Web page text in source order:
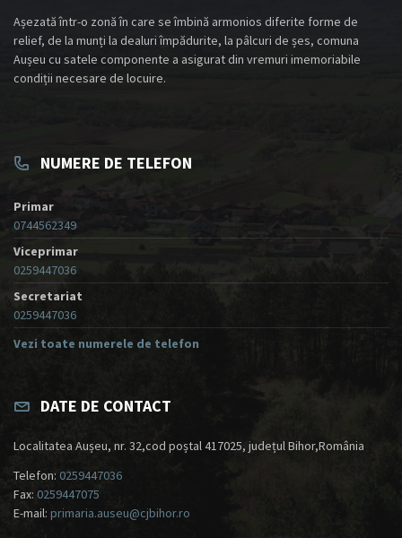
Așezată într-o zonă în care se îmbină armonios diferite forme de
relief, de la munți la dealuri împădurite, la pâlcuri de șes, comuna
Aușeu cu satele componente a asigurat din vremuri imemoriabile
condiții necesare de locuire.
NUMERE DE TELEFON
Primar
0744562349
Viceprimar
0259447036
Secretariat
0259447036
Vezi toate numerele de telefon
DATE DE CONTACT
Localitatea Aușeu, nr. 32,cod poștal 417025, județul Bihor,România
Telefon: 0259447036
Fax: 0259447075
E-mail: primaria.auseu@cjbihor.ro